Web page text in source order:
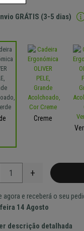
GRÁTIS (3-5 dias)
Creme
+
agora e receberá o seu
14 Agosto
descrição detalhada